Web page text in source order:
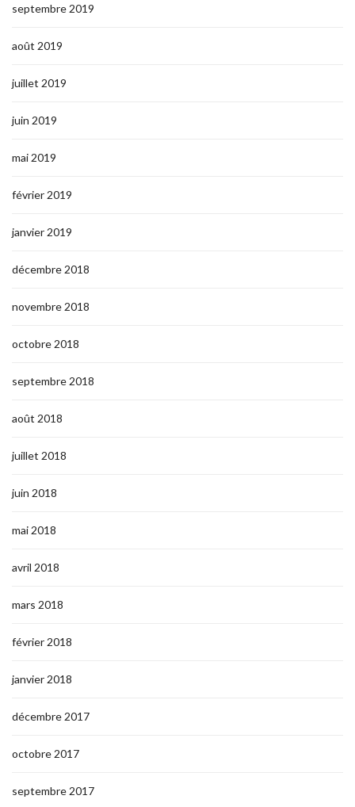
septembre 2019
août 2019
juillet 2019
juin 2019
mai 2019
février 2019
janvier 2019
décembre 2018
novembre 2018
octobre 2018
septembre 2018
août 2018
juillet 2018
juin 2018
mai 2018
avril 2018
mars 2018
février 2018
janvier 2018
décembre 2017
octobre 2017
septembre 2017